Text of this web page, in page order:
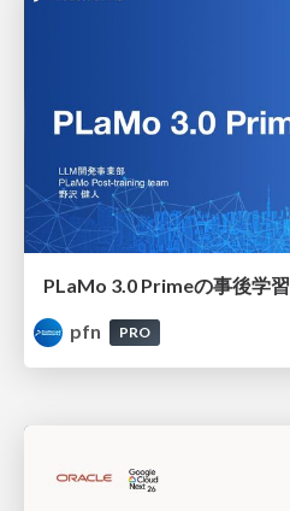
PLaMo 3.0 Primeの事後学習
pfn
PRO